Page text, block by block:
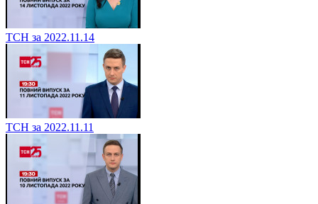
ТСН за 2022.11.14
ТСН за 2022.11.11